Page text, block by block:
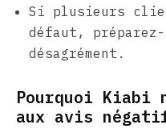
Si plusieurs
défaut,
désagrément.
Pourquoi Kiabi
aux avis